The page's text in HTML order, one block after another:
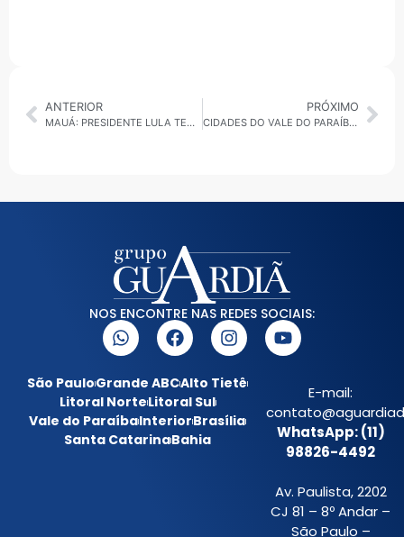
ANTERIOR
MAUÁ: PRESIDENTE LULA TEM VISITA CONFIRMADA À CIDADE, SEGUNDA-FEIRA PRÓXIMA
PRÓXIMO
CIDADES DO VALE DO PARAÍBA ANUNCIAM SELEÇÃO PARA SAÚDE E INVESTIMENTOS EM CULTURA E LAZER
NOS ENCONTRE NAS REDES SOCIAIS:
São PauloGrande ABCAlto Tietê
Litoral NorteLitoral Sul
Vale do ParaíbaInteriorBrasília
Santa CatarinaBahia
E-mail:
WhatsApp: (11)
98826-4492
Av. Paulista, 2202
CJ 81 – 8º Andar –
São Paulo –